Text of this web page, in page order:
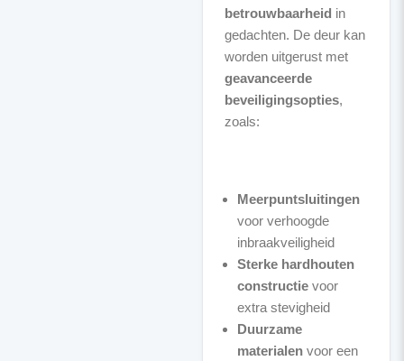
betrouwbaarheid in
gedachten. De deur kan
worden uitgerust met
geavanceerde
beveiligingsopties,
zoals:
Meerpuntsluitingen
voor verhoogde
inbraakveiligheid
Sterke hardhouten
constructievoor
extra stevigheid
Duurzame
materialenvoor een